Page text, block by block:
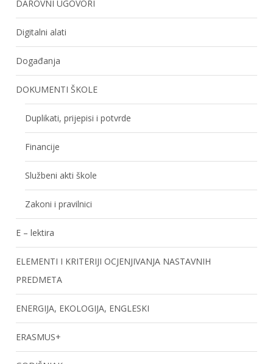
DAROVNI UGOVORI
Digitalni alati
Događanja
DOKUMENTI ŠKOLE
Duplikati, prijepisi i potvrde
Financije
Službeni akti škole
Zakoni i pravilnici
E – lektira
ELEMENTI I KRITERIJI OCJENJIVANJA NASTAVNIH
PREDMETA
ENERGIJA, EKOLOGIJA, ENGLESKI
ERASMUS+